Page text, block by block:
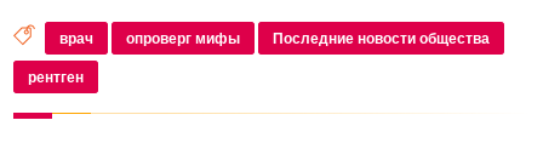
компьютерная томография (КТ) и
рентгенография, непосредственно способствуют
р...
врач опроверг мифы Последние новости общества
рентген